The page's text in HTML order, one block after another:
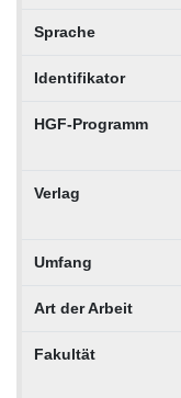
Sprache
Identifikator
HGF-Programm
Verlag
Umfang
Art der Arbeit
Fakultät